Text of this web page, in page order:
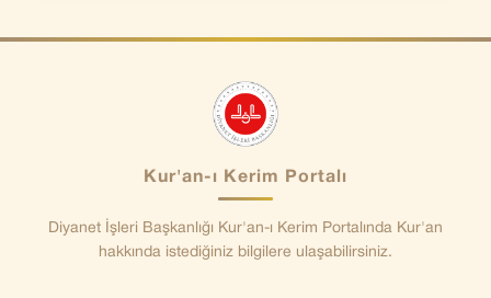
Kur'an-ı Kerim Portalı
Diyanet İşleri Başkanlığı Kur'an-ı Kerim Portalında Kur'an
hakkında istediğiniz bilgilere ulaşabilirsiniz.